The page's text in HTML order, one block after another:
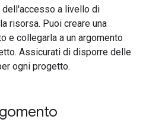
dell'accesso a livello di
risorsa. Puoi creare una
e collegarla a un argomento
Assicurati di disporre delle
ogni progetto.